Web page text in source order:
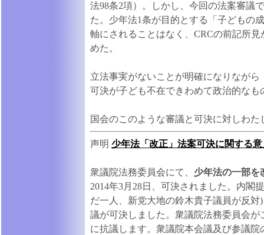
法98条2項）。しかし、今回の法案審議
た。少年法1条が目的とする「子どもの
軸にされることはなく、CRCの前記所
めた。
立法事実がないことが明確になりなが
可決が子ども不在できわめて政治的な
国会のこのような審議と可決に対しわ
声明 少年法「改正」法案可決に関する意
衆議院法務委員会にて、 少年法の一部を
2014年3月28日、可決されました。内閣
だ一人、新党大地の鈴木貴子議員が反
議が可決しました。衆議院法務委員会
に抗議します。衆議院本会議及び参議